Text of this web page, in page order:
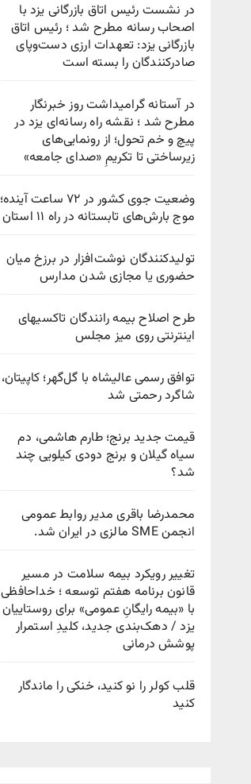
در نشست رئیس اتاق بازرگانی یزد با
اصحاب رسانه مطرح شد ؛ رئیس اتاق
بازرگانی یزد: تعهدات ارزی دست‌وپای
صادرکنندگان را بسته است
در آستانه گرامیداشت روز خبرنگار
مطرح شد ؛ نقشه راه رسانه‌ای یزد در
پیچ‌ و خم تحول؛ از رونمایی‌های
زیرساختی تا تکریمِ «صدای جامعه»
وضعیت جوی کشور در ۷۲ ساعت آینده؛
موج بارش‌های تابستانه در راه ۱۱ استان
تولیدکنندگان نوشت‌افزار در برزخ میان
حضوری یا مجازی شدن مدارس
طرح اصلاح بیمه رانندگان تاکسیهای
اینترنتی روی میز مجلس
توافق رسمی عالیشاه با گل‌گهر؛ کاپیتان،
شاگرد رحمتی شد
قیمت جدید برنج؛ طارم هاشمی، دم
سیاه گیلان و برنج دودی کیلویی چند
شد؟
محمدرضا باقری مدیر روابط عمومی
انجمن SME مالزی در ایران شد.
تغییر رویکرد بیمه سلامت در مسیر
قانون برنامه هفتم توسعه ؛ خداحافظی
با «بیمه رایگانِ عمومی» برای روستاییان
یزد / دهک‌بندی جدید، کلیدِ استمرار
پوشش درمانی
قلب کولر را نو کنید، خنکی را ماندگار
کنید